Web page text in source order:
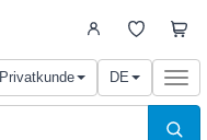
Privatkunde DE